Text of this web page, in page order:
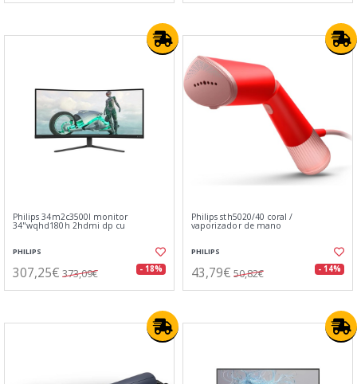
Philips 34m2c3500l monitor
34"wqhd180h 2hdmi dp cu
PHILIPS
307,25€ 373,09€ - 18%
Philips sth5020/40 coral /
vaporizador de mano
PHILIPS
43,79€ 50,82€ - 14%